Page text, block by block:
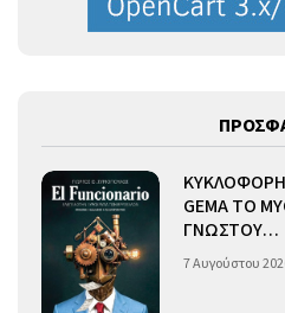
GEMA ΤΟ
ΓΝΩΣΤΟΥ…
7 Αυγούστου